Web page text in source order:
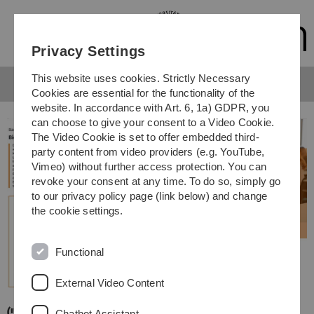
Skip
Skip
Skip
Skip
Privacy Settings
This website uses cookies. Strictly Necessary
Cookies are essential for the functionality of the
website. In accordance with Art. 6, 1a) GDPR, you
can choose to give your consent to a Video Cookie.
The Video Cookie is set to offer embedded third-
party content from video providers (e.g. YouTube,
Vimeo) without further access protection. You can
revoke your consent at any time. To do so, simply go
to our privacy policy page (link below) and change
the cookie settings.
Functional
External Video Content